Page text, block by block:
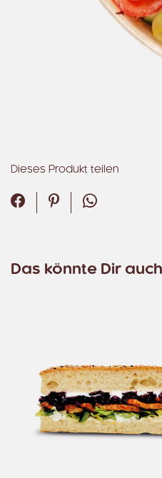
Dieses Produkt teilen
Facebook
Pinterest
Das könnte Dir